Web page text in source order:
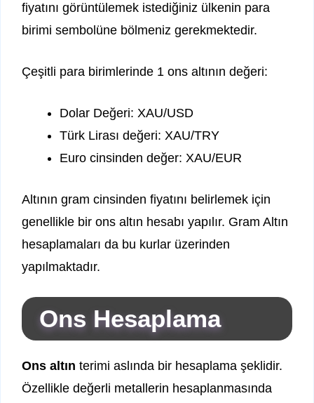
fiyatını görüntülemek istediğiniz ülkenin para
birimi sembolüne bölmeniz gerekmektedir.
Çeşitli para birimlerinde 1 ons altının değeri:
Dolar Değeri: XAU/USD
Türk Lirası değeri: XAU/TRY
Euro cinsinden değer: XAU/EUR
Altının gram cinsinden fiyatını belirlemek için
genellikle bir ons altın hesabı yapılır. Gram Altın
hesaplamaları da bu kurlar üzerinden
yapılmaktadır.
Ons Hesaplama
Ons altın terimi aslında bir hesaplama şeklidir.
Özellikle değerli metallerin hesaplanmasında